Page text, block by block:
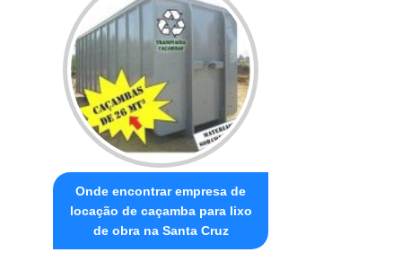
Onde encontrar empresa de
locação de caçamba para lixo
de obra na Santa Cruz